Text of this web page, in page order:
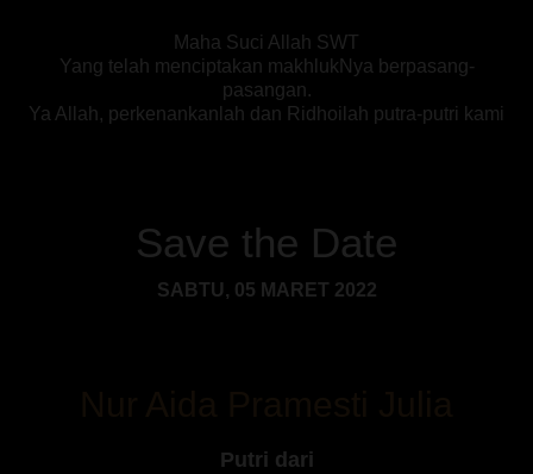
Maha Suci Allah SWT
Yang telah menciptakan makhlukNya berpasang-
pasangan.
Ya Allah, perkenankanlah dan Ridhoilah putra-putri kami
Save the Date
SABTU, 05 MARET 2022
Putri dari